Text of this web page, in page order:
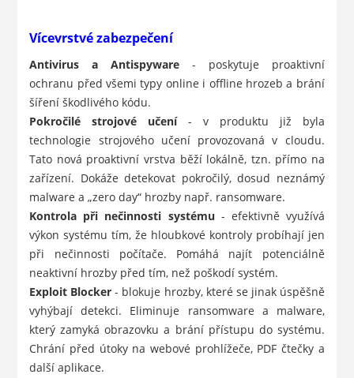
Vícevrstvé zabezpečení
Antivirus a Antispyware - poskytuje proaktivní
ochranu před všemi typy online i offline hrozeb a brání
šíření škodlivého kódu.
Pokročilé strojové učení- v produktu již byla
technologie strojového učení provozovaná v cloudu.
Tato nová proaktivní vrstva běží lokálně, tzn. přímo na
zařízení. Dokáže detekovat pokročilý, dosud neznámý
malware a „zero day“ hrozby např. ransomware.
Kontrola při nečinnosti systému - efektivně využívá
výkon systému tím, že hloubkové kontroly probíhají jen
při nečinnosti počítače. Pomáhá najít potenciálně
neaktivní hrozby před tím, než poškodí systém.
Exploit Blocker - blokuje hrozby, které se jinak úspěšně
vyhýbají detekci. Eliminuje ransomware a malware,
který zamyká obrazovku a brání přístupu do systému.
Chrání před útoky na webové prohlížeče, PDF čtečky a
další aplikace.